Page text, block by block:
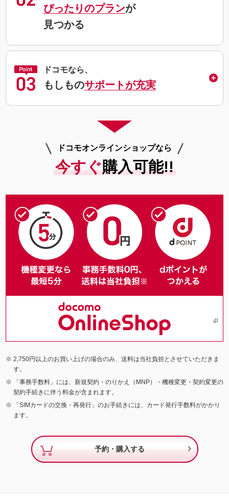
ぴったりのプランが
見つかる
ドコモなら、
もしものサポートが充実
ドコモオンラインショップなら
今すぐ購入可能!!
2,750円以上のお買い上げの場合のみ、送料は当社負担とさせていただきま
す。
「事務手数料」には、新規契約・のりかえ（MNP）・機種変更・契約変更の
契約手続きに伴う料金が含まれます。
「SIMカードの交換・再発行」のお手続きには、カード発行手数料がかかり
ます。
予約・購入する 